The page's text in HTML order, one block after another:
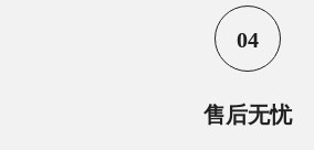
04
售后无忧